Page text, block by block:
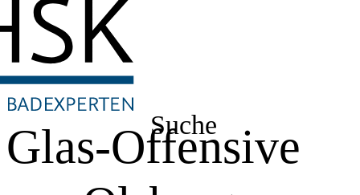
Suche
Glas-Offensive